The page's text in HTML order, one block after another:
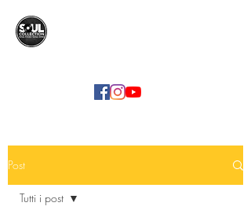
Post
Tutti i post